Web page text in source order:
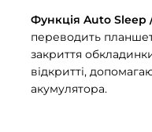
Функція Auto Sleep
переводить
закриття
відкритті,
акумулятора.